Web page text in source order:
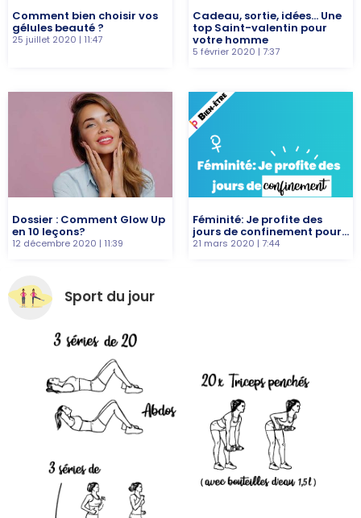
Comment bien choisir vos
gélules beauté ?
25 juillet 2020 11:47
Cadeau, sortie, idées… Une
top Saint-valentin pour
votre homme
5 février 2020 7:37
Dossier : Comment Glow Up
en 10 leçons?
12 décembre 2020 11:39
Féminité: Je profite des
jours de confinement pour…
21 mars 2020 7:44
Sport du jour